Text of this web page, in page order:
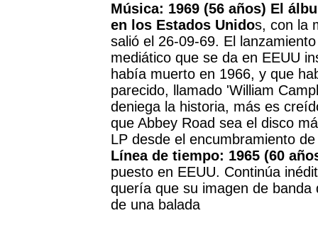
Música: 1969 (56 años) El
en los Estados Unidos, con la
salió el 26-09-69. El
mediático que se da en EEUU
había muerto en 1966, y que
parecido, llamado 'William
deniega la historia, más es
que Abbey Road sea el disco
LP desde el encumbramiento
Línea de tiempo: 1965 (60
puesto en EEUU. Continúa
quería que su imagen de
de una balada